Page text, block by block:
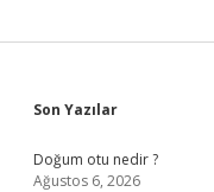
Sidebar
Son Yazılar
Doğum otu nedir ?
Ağustos 6, 2026